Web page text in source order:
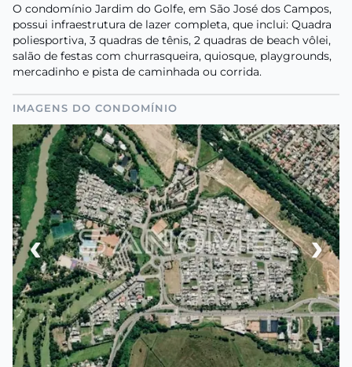
O condomínio Jardim do Golfe, em São José dos Campos,
possui infraestrutura de lazer completa, que inclui: Quadra
poliesportiva, 3 quadras de tênis, 2 quadras de beach vôlei,
salão de festas com churrasqueira, quiosque, playgrounds,
mercadinho e pista de caminhada ou corrida.
IMAGENS DO CONDOMÍNIO
‹ ›